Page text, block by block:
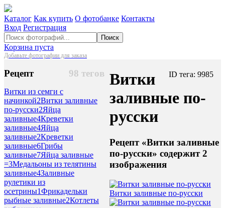
Каталог Как купить О фотобанке Контакты
Вход Регистрация
Поиск
Корзина пуста
Добавьте фотографии для заказа
98 тегов
Рецепт
Витки из семги с
начинкой2Витки заливные
по-русски2Яйца
заливные4Креветки
заливные4Яйца
заливные2Креветки
заливные6Грибы
заливные7Яйца заливные
=3Медальоны из телятины
заливные4Заливные
рулетики из
осетрины1Фрикадельки
рыбные заливные2Котлеты
ID тега: 9985
Витки
заливные по-
русски
Рецепт «Витки заливные
по-русски» содержит 2
изображения
Витки заливные по-русски